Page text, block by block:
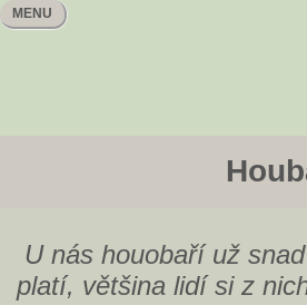
MENU
U nás houobaří už
platí, většina lidí si z